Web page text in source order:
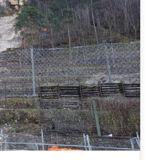
e viadotti in Veneto. Il 5
e Fabiola Gibin hanno
il 12 gennaio 2024 è
la ferrovia e la